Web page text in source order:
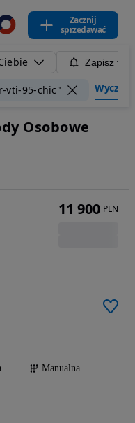
Zacznij
sprzedawać
Zapisz
vti-95-chic"
Osobowe
Manualna
11 900 PLN